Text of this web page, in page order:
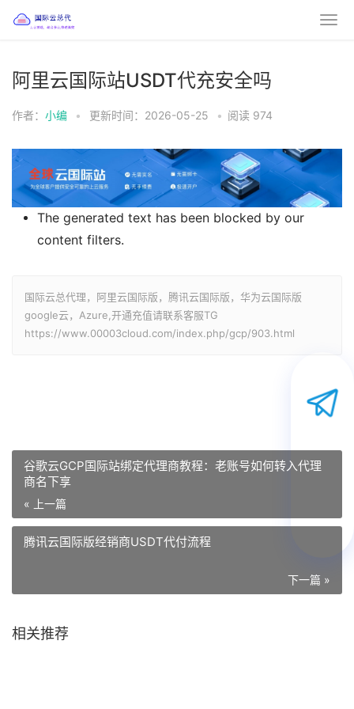
阿里云国际站USDT代充安全吗
作者： 小编 • 更新时间：2026-05-25 • 阅读 974
The generated text has been blocked by our
content filters.
国际云总代理，阿里云国际版，腾讯云国际版，华为云国际版
google云，Azure,开通充值请联系客服TG
https://www.00003cloud.com/index.php/gcp/903.html
谷歌云GCP国际站绑定代理商教程：老账号如何转入代理
商名下享
« 上一篇
腾讯云国际版经销商USDT代付流程
下一篇 »
相关推荐